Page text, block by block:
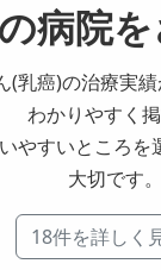
病院
(乳癌)の治療実
わかりやすく掲
やすいところを
大切です。
18件を詳しく